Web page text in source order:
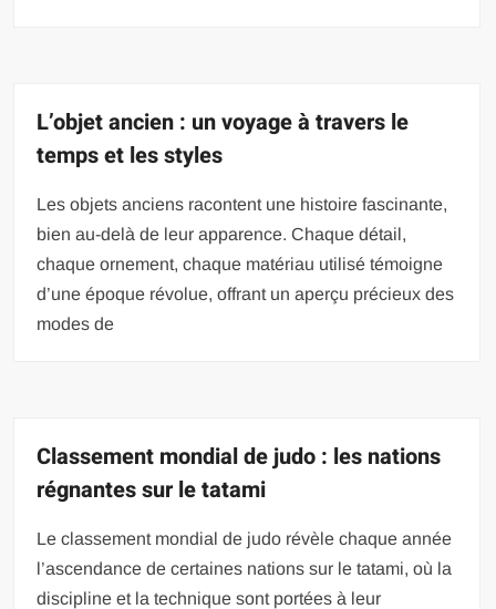
L’objet ancien : un voyage à travers le
temps et les styles
Les objets anciens racontent une histoire fascinante,
bien au-delà de leur apparence. Chaque détail,
chaque ornement, chaque matériau utilisé témoigne
d’une époque révolue, offrant un aperçu précieux des
modes de
Classement mondial de judo : les nations
régnantes sur le tatami
Le classement mondial de judo révèle chaque année
l’ascendance de certaines nations sur le tatami, où la
discipline et la technique sont portées à leur